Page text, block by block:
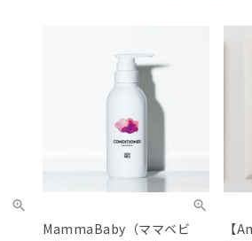
MammaBaby（ママベビ
【